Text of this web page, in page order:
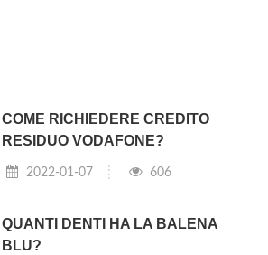
COME RICHIEDERE CREDITO
RESIDUO VODAFONE?
2022-01-07 606
QUANTI DENTI HA LA BALENA
BLU?